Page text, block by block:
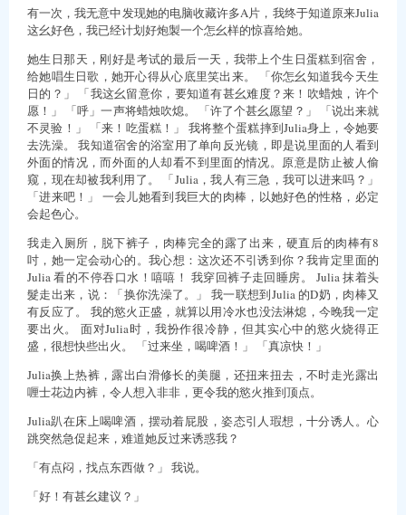
有一次，我无意中发现她的电脑收藏许多A片，我终于知道原来Julia
这幺好色，我已经计划好炮製一个怎幺样的惊喜给她。
她生日那天，刚好是考试的最后一天，我带上个生日蛋糕到宿舍，
给她唱生日歌，她开心得从心底里笑出来。 「你怎幺知道我今天生
日的？」 「我这幺留意你，要知道有甚幺难度？来！吹蜡烛，许个
愿！」 「呼」一声将蜡烛吹熄。 「许了个甚幺愿望？」 「说出来就
不灵验！」 「来！吃蛋糕！」 我将整个蛋糕摔到Julia身上，令她要
去洗澡。 我知道宿舍的浴室用了单向反光镜，即是说里面的人看到
外面的情况，而外面的人却看不到里面的情况。原意是防止被人偷
窥，现在却被我利用了。 「Julia，我人有三急，我可以进来吗？」
「进来吧！」 一会儿她看到我巨大的肉棒，以她好色的性格，必定
会起色心。
我走入厕所，脱下裤子，肉棒完全的露了出来，硬直后的肉棒有8
吋，她一定会动心的。我心想：这次还不引诱到你？我肯定里面的
Julia 看的不停吞口水！嘻嘻！ 我穿回裤子走回睡房。 Julia 抹着头
髮走出来，说：「换你洗澡了。」 我一联想到Julia 的D奶，肉棒又
有反应了。 我的慾火正盛，就算以用冷水也没法淋熄，今晚我一定
要出火。 面对Julia时，我扮作很冷静，但其实心中的慾火烧得正
盛，很想快些出火。 「过来坐，喝啤酒！」 「真凉快！」
Julia换上热裤，露出白滑修长的美腿，还扭来扭去，不时走光露出
喱士花边内裤，令人想入非非，更令我的慾火推到顶点。
Julia趴在床上喝啤酒，摆动着屁股，姿态引人瑕想，十分诱人。心
跳突然急促起来，难道她反过来诱惑我？
「有点闷，找点东西做？」 我说。
「好！有甚幺建议？」